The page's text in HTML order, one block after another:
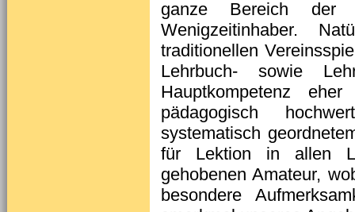
ganze Bereich der
Wenigzeitinhaber.
traditionellen
Lehr­buch- sowie
Hauptkompetenz
pädagogisch
systematisch
für Lektion in allen
gehobenen Amateur,
besondere